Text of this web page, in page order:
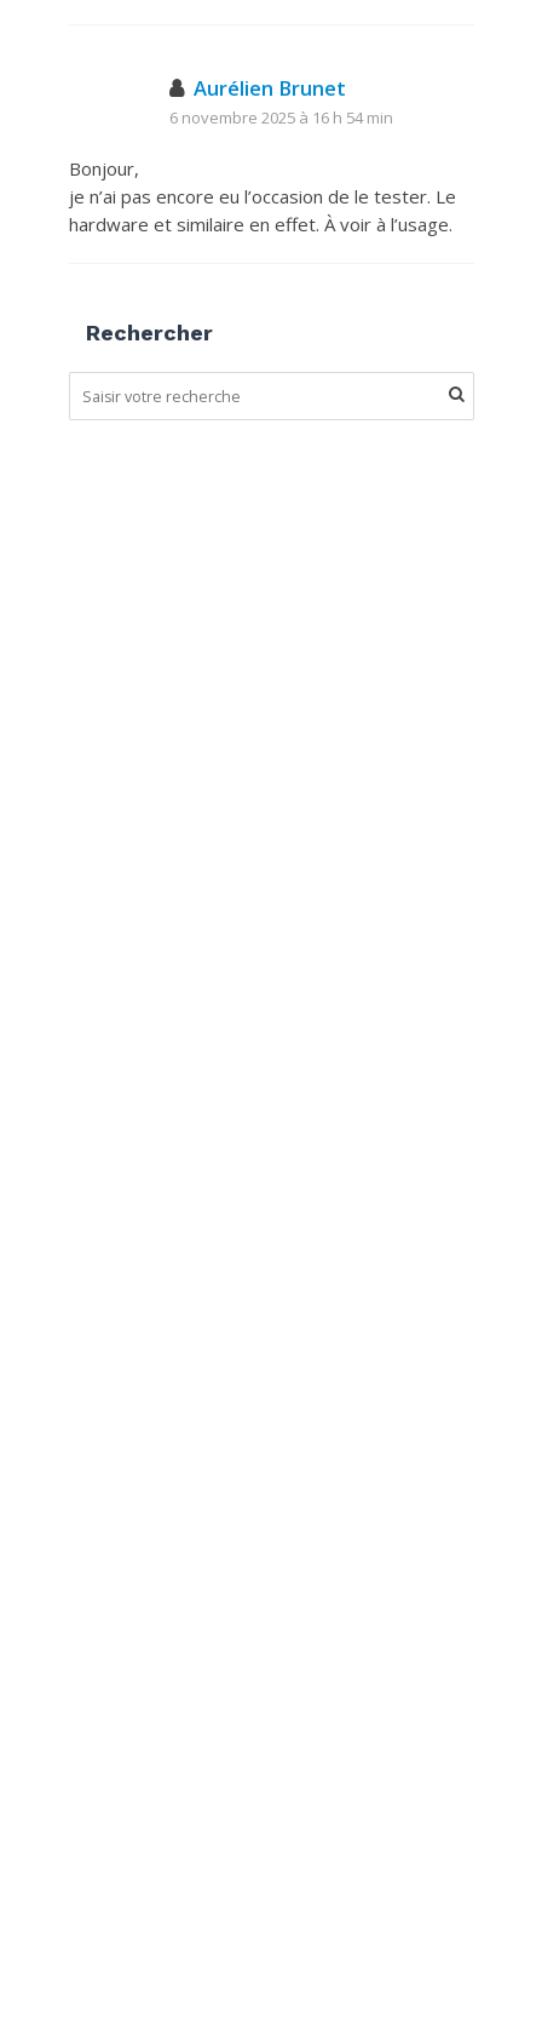
Aurélien Brunet
6 novembre 2025 à 16 h 54 min
Bonjour,
je n’ai pas encore eu l’occasion de le tester. Le
hardware et similaire en effet. À voir à l’usage.
Rechercher